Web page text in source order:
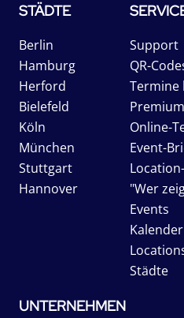
STÄDTE
Berlin
Hamburg
Herford
Bielefeld
Köln
München
Stuttgart
Hannover
Support
QR-
Termine
Online-
Event-
"Wer
Events
Kalender
Städte
UNTERNEHMEN